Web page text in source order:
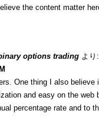
the content matter
options trading より:
One thing I also
and easy on the
percentage rate and to